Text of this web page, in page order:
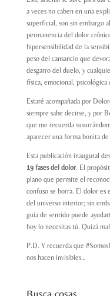
a veces no caben en una
superficial, son sin embargo
permanencia del dolor
hipersensibilidad de la
peso del cansancio que
desgarro del duelo, y
física, emocional, psicológica
Estaré acompañada por
siempre sabe decirse, y por
que me recuerda
aparecer una forma bonita de
Esta publicación inaugural
19 fases del dolor. El
plano que permite el
confuso se borra. El dolor es
del universo interior; sin
guía de sentido puede
hoy lo necesitas tú. Quizá
P.D. Y recuerda que
nos hacen invisibles…
Busca cosas